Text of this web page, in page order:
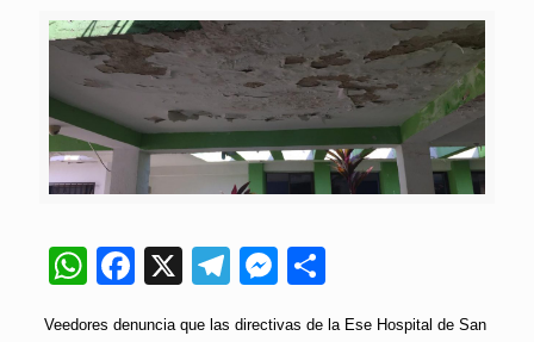
WhatsApp
Facebook
X Telegram
Messenger
Veedores denuncia que las directivas de la Ese Hospital de San